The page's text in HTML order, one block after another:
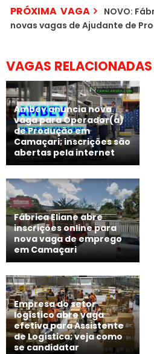
PRÓXIMA VAGA
NOVO:
novas vagas de Ajudante de
VAGAS RELACIONADAS
Ambev anuncia nova
vaga para Operador(a)
de Produção em
Camaçari; inscrições são
abertas pela internet
Fábrica Eliane abre
inscrições online para
nova vaga de emprego
em Camaçari
Empresa do setor
logístico abre vaga
efetiva para Assistente
de Logística; veja como
se candidatar